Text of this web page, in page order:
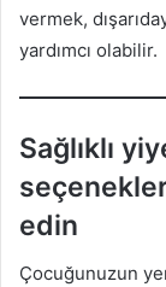
vermek,
yardımcı olabilir.
Sağlıklı
edin
Çocuğunuzun